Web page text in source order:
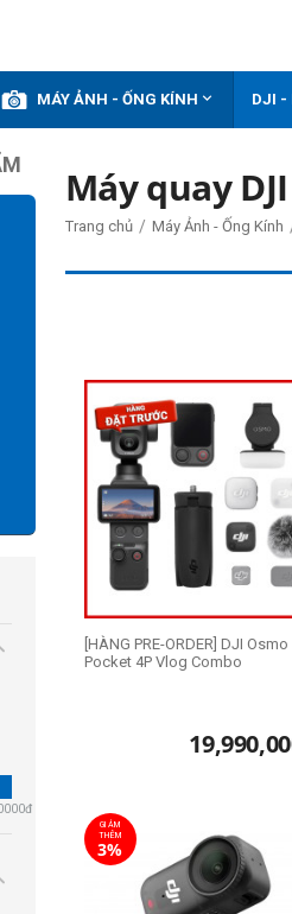
MÁY ẢNH - ỐNG KÍNH  DJI -
đ
Máy quay
Trang chủ / Máy Ảnh - Ống Kính
[HÀNG PRE-ORDER] DJI Osmo
Pocket 4P Vlog Combo
GIẢM
THÊM
3%